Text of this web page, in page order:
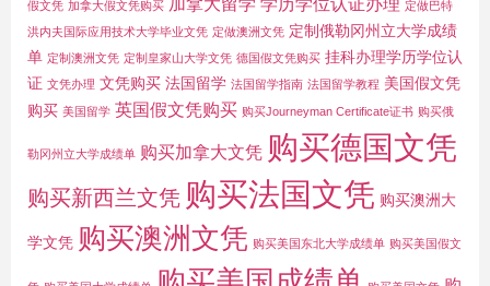
假文凭 加拿大假文凭购买
定做巴特
洪内夫国际应用技术大学毕业文凭 定做澳洲文凭 定制俄勒冈州立大学成绩
单 定制澳洲文凭 定制皇家山大学文凭 德国假文凭购买 挂科办理学历学位认
证 文凭办理 文凭购买 法国留学 法国留学指南 法国留学教程 美国假文凭
购买 美国留学 英国假文凭购买 购买Journeyman Certificate证书 购买俄
勒冈州立大学成绩单 购买加拿大文凭 购买德国文凭
购买新西兰文凭 购买法国文凭 购买澳洲大
学文凭 购买澳洲文凭 购买美国东北大学成绩单 购买美国假文